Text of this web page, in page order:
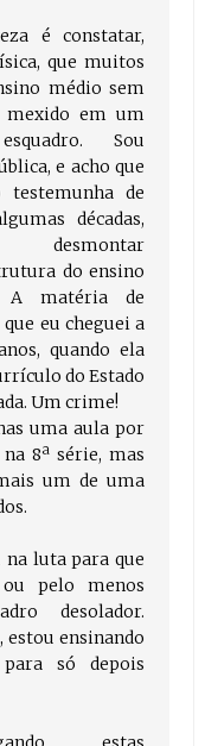
é constatar,
que muitos
médio sem
mexido em um
Sou
e acho que
testemunha de
décadas,
do ensino
A matéria de
eu cheguei a
quando ela
do Estado
Um crime!
uma aula por
8ª série, mas
um de uma
na luta para que
pelo menos
desolador.
ensinando
só depois